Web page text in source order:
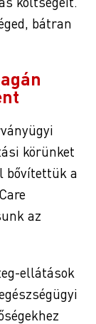
bátran
körünket
bővítettük a
az
ellátások